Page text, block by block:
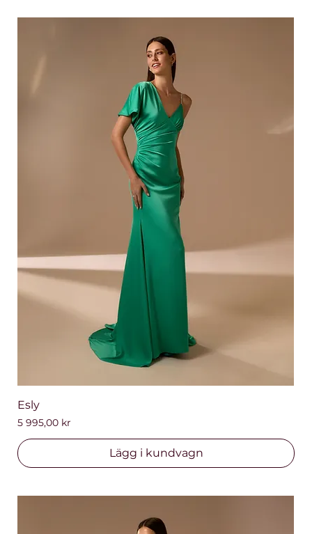
Esly
Pris
5 995,00 kr
Lägg i kundvagn